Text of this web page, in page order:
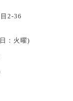
2-36
：火曜)